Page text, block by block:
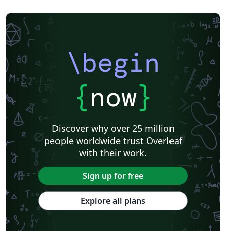
\begin
{now}
Discover why over 25 million
people worldwide trust Overleaf
with their work.
Sign up for free
Explore all plans